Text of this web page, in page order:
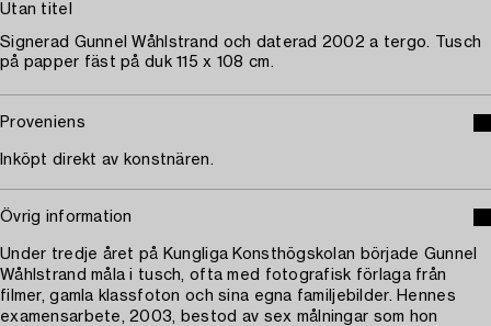
Utan titel
Signerad Gunnel Wåhlstrand och daterad 2002 a tergo. Tusch
på papper fäst på duk 115 x 108 cm.
Proveniens
Inköpt direkt av konstnären.
Övrig information
Under tredje året på Kungliga Konsthögskolan började Gunnel
Wåhlstrand måla i tusch, ofta med fotografisk förlaga från
filmer, gamla klassfoton och sina egna familjebilder. Hennes
examensarbete, 2003, bestod av sex målningar som hon